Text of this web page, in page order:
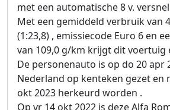
met een automatische 8 v.
Met een gemiddeld verbruik van
(1:23,8) , emissiecode Euro 6 en
van 109,0 g/km krijgt dit voertuig
De personenauto is op do 20 apr
Nederland op kenteken gezet en
okt 2023 herkeurd worden .
Op vr 14 okt 2022 is deze Alfa